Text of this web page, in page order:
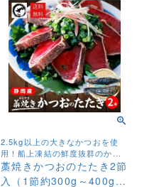
2.5kg以上の大きなかつおを使
用！船上凍結の鮮度抜群のかつ
おのたたきです！
藁焼きかつおのたたき2節
入（1節約300g～400g）